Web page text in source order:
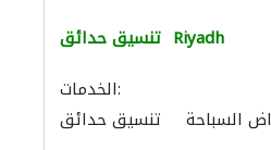
تنسيق حدائق Riyadh
الخدمات:
تنسيق حدائق
السباحة